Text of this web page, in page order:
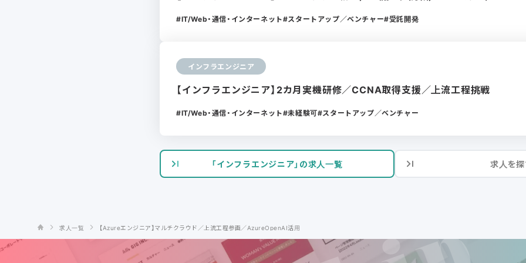
IT/Web・通信・インターネット スタートアップ／ベンチャー 受託開発
インフラエンジニア
【インフラエンジニア】2カ月実機研修／CCNA取得支援／上流工程挑戦
IT/Web・通信・インターネット 未経験可 スタートアップ／ベンチャー
「インフラエンジニア」の求人一覧 求人を
求人一覧 【Azureエンジニア】マルチクラウド／上流工程参画／AzureOpenAI活用